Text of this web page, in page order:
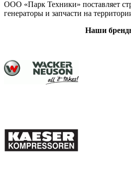
ООО «Парк Техники» поставляет
генераторы и запчасти на
Наши